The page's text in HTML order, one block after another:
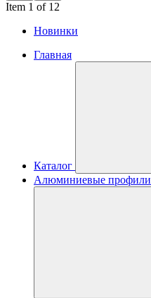
Item 1 of 12
Новинки
Главная
Каталог
Алюминиевые профили